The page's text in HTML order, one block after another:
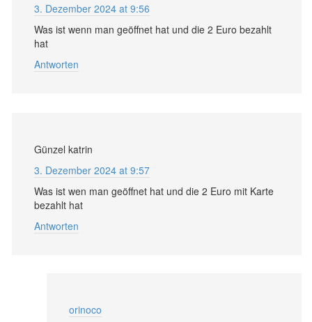
3. Dezember 2024 at 9:56
Was ist wenn man geöffnet hat und die 2 Euro bezahlt
hat
Antworten
Günzel katrin
3. Dezember 2024 at 9:57
Was ist wen man geöffnet hat und die 2 Euro mit Karte
bezahlt hat
Antworten
orinoco